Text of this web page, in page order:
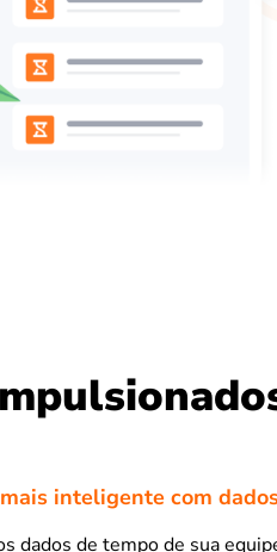
inteligente com
dados de tempo de sua